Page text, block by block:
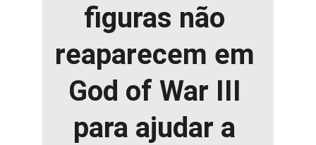
figuras não
reaparecem em
God of War III
para ajudar a